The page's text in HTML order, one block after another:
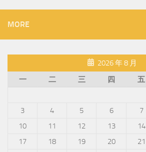
MORE
2026 年 8 月
一
二 三 四 五
3
4 5 6 7
10
11 12 13 14
17
18 19 20 21